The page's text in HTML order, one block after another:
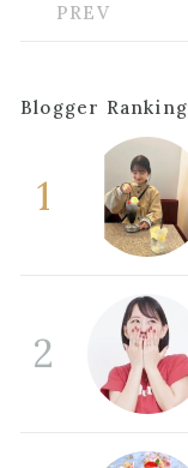
Blogger Ranking
1
2